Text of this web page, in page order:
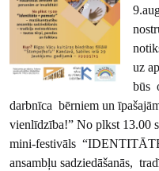
uz
būs
darbnīca bērniem un
vienlīdzība!” No plkst 13.00
mini-festivāls
ansambļu sadziedāšanās,